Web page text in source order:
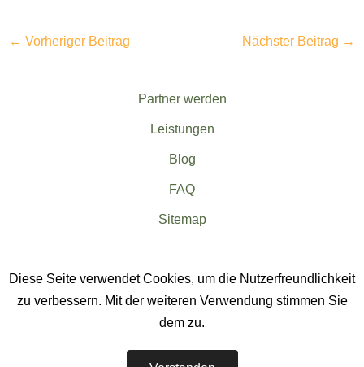
← Vorheriger Beitrag Nächster Beitrag →
Partner werden
Leistungen
Blog
FAQ
Sitemap
Diese Seite verwendet Cookies, um die Nutzerfreundlichkeit
zu verbessern. Mit der weiteren Verwendung stimmen Sie
dem zu.